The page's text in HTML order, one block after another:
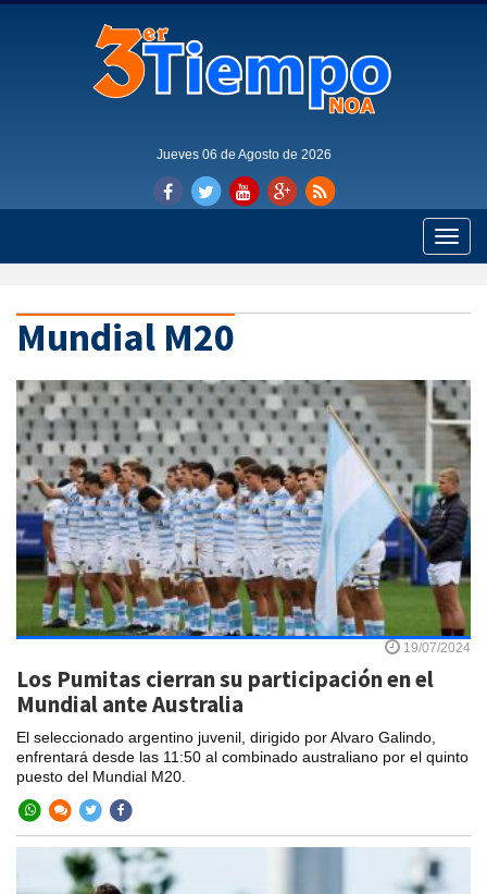
Jueves 06 de Agosto de 2026
Toggle
Mundial M20
19/07/2024
Los Pumitas cierran su participación en el
Mundial ante Australia
El seleccionado argentino juvenil, dirigido por Alvaro Galindo,
enfrentará desde las 11:50 al combinado australiano por el quinto
puesto del Mundial M20.